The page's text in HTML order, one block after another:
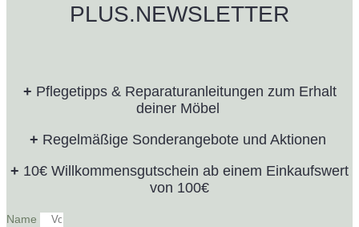
PLUS.NEWSLETTER
+ Pflegetipps & Reparaturanleitungen zum Erhalt
deiner Möbel
+ Regelmäßige Sonderangebote und Aktionen
+ 10€ Willkommensgutschein ab einem Einkaufswert
von 100€
Name